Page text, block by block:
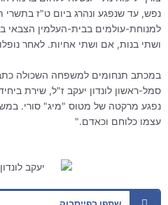
נפש, עד שנפגע ונהרג ביום ט"ז
למנוחת-עולמים בבית-העלמין הצבאי
ושתי בנות, אם ושתי אחיות. לאחר
במכתב תנחומים למשפחה השכולה
סמל-ראשון לונדון יעקב ז"ל, שירת
נפגע מרקטה של מטוס "מיג" סורי.
עצמו כלוחם וכאדם".